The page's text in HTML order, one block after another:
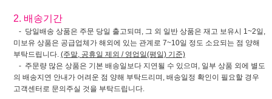
2. 배송기간
- 당일배송 상품은 주문 당일 출고되며, 그 외 일반 상품은 재고 보유시 1~2일,
미보유 상품은 공급업체가 해외에 있는 관계로 7~10일 정도 소요되는 점 양해
부탁드립니다. (주말, 공휴일 제외 / 영업일(평일) 기준)
- 주문량 많은 상품은 기본 배송일보다 지연될 수 있으며, 일부 상품 외에 별도
의 배송지연 안내가 어려운 점 양해 부탁드리며, 배송일정 확인이 필요할 경우
고객센터로 문의주실 것을 부탁드립니다.